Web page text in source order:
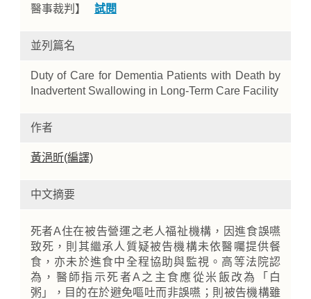
Home
醫事裁判】 試閱
並列篇名
Duty of Care for Dementia Patients with Death by
Inadvertent Swallowing in Long-Term Care Facility
作者
黃浥昕(編譯)
中文摘要
死者A住在被告營運之老人福祉機構，因進食誤嚥
致死，則其繼承人質疑被告機構未依醫囑提供餐
食，亦未於進食中全程協助與監視。高等法院認
為，醫師指示死者A之主食應從米飯改為「白
粥」，目的在於避免嘔吐而非誤嚥；則被告機構雖